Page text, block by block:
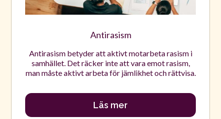
Antirasism
Antirasism betyder att aktivt motarbeta rasism i
samhället. Det räcker inte att vara emot rasism,
man måste aktivt arbeta för jämlikhet och rättvisa.
Läs mer